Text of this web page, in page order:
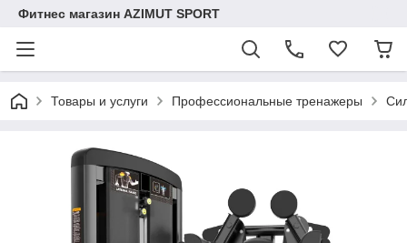
Фитнес магазин AZIMUT SPORT
Товары и услуги Профессиональные тренажеры